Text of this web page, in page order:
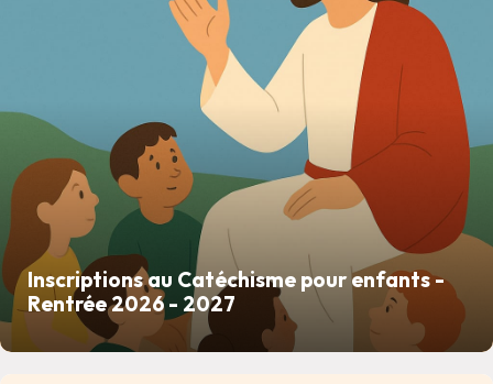
Inscriptions au Catéchisme pour enfants -
Rentrée 2026 - 2027